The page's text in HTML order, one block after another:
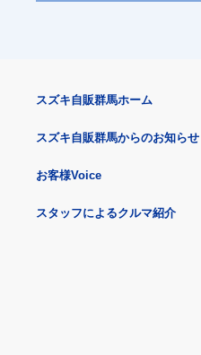
スズキ自販群馬ホーム
スズキ自販群馬からのお知らせ
お客様Voice
スタッフによるクルマ紹介